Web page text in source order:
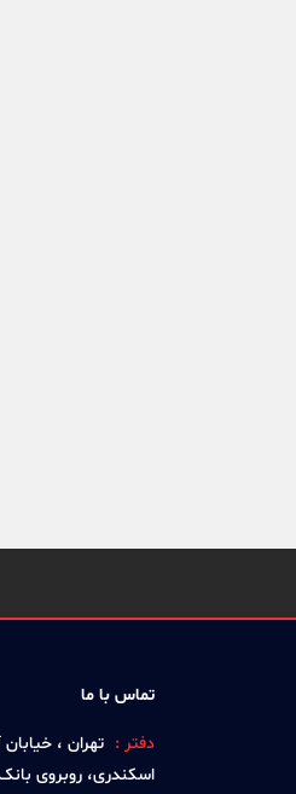
تماس با ما
دفتر : تهران ،
اسكندری، روبروی بانک